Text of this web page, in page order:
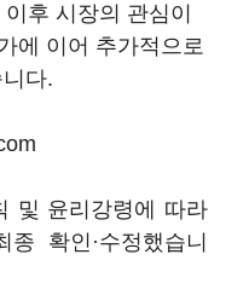
후 시장의 관심이
에 이어 추가적으로
다.
및 윤리강령에 따라
확인·수정했습니